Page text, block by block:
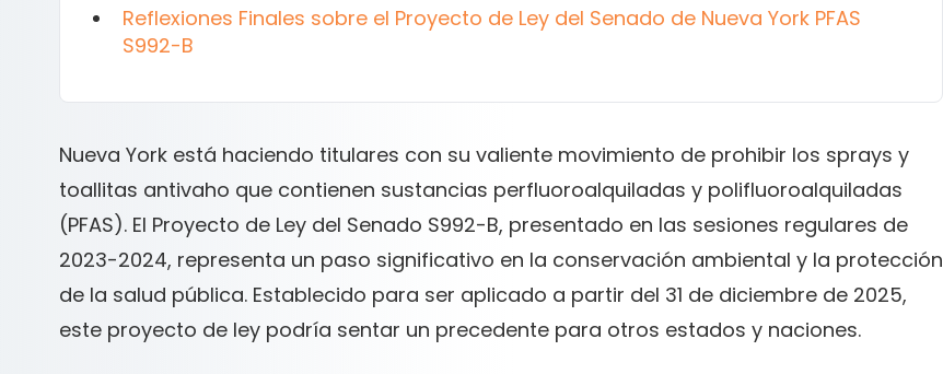
Reflexiones Finales sobre el Proyecto de Ley del Senado de Nueva York PFAS
S992-B
Nueva York está haciendo titulares con su valiente movimiento de prohibir los sprays y
toallitas antivaho que contienen sustancias perfluoroalquiladas y polifluoroalquiladas
(PFAS). El Proyecto de Ley del Senado S992-B, presentado en las sesiones regulares de
2023-2024, representa un paso significativo en la conservación ambiental y la protección
de la salud pública. Establecido para ser aplicado a partir del 31 de diciembre de 2025,
este proyecto de ley podría sentar un precedente para otros estados y naciones.